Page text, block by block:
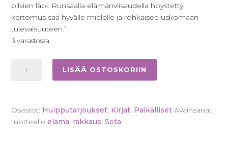
pilvien läpi. Runsaalla elämänviisaudella höystetty
kertomus saa hyvälle mielelle ja rohkaisee uskomaan
tulevaisuuteen.”
3 varastossa
Puhakka
määrä
LISÄÄ OSTOSKORIIN
Osastot: Huipputarjoukset Kirjat Paikalliset Avainsanat
tuotteelleelämä rakkaus ,Sota